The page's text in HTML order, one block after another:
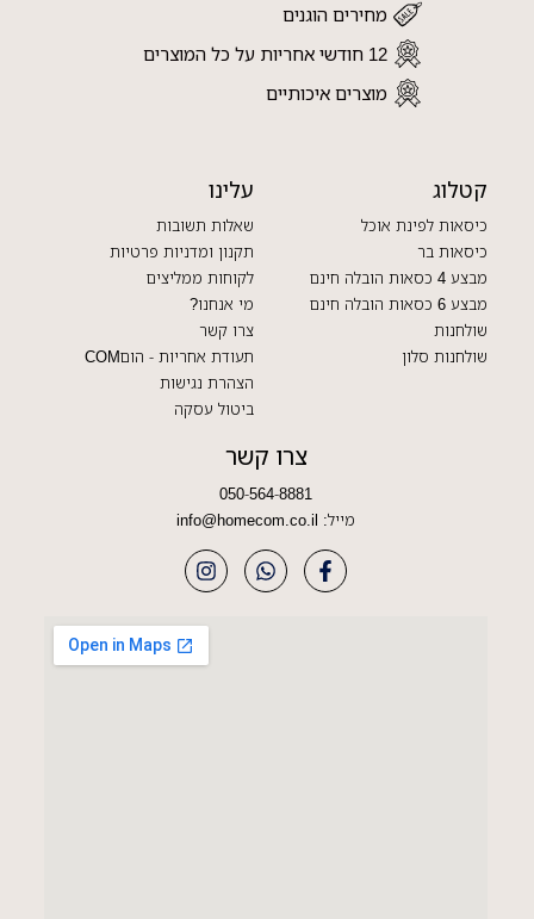
מחירים הוגנים
12 חודשי אחריות על כל המוצרים
מוצרים איכותיים
קטלוג
כיסאות לפינת אוכל
כיסאות בר
מבצע 4 כסאות הובלה חינם
מבצע 6 כסאות הובלה חינם
שולחנות
שולחנות סלון
עלינו
שאלות תשובות
תקנון ומדניות פרטיות
לקוחות ממליצים
מי אנחנו?
צרו קשר
תעודת אחריות - הוםCOM
הצהרת נגישות
ביטול עסקה
צרו קשר
050-564-8881
מייל: info@homecom.co.il